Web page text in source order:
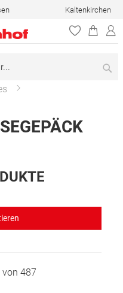
Kaltenkirchen
von 487